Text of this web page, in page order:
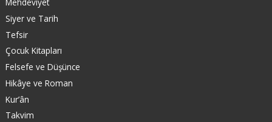
Siyer ve Tarih
Tefsir
Çocuk Kitapları
Felsefe ve Düşünce
Hikâye ve Roman
Kur’ân
Takvim